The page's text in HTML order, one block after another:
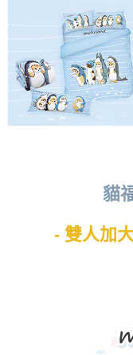
每筆NT$80，滿
貓
- 雙人加